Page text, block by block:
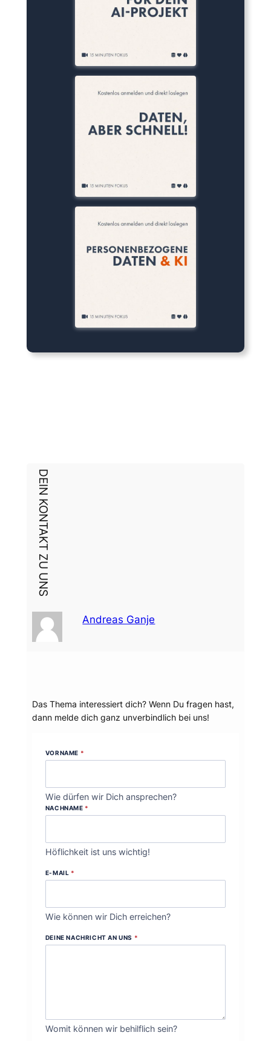
DEIN KONTAKT ZU UNS
Andreas Ganje
Das Thema interessiert dich? Wenn Du fragen hast,
dann melde dich ganz unverbindlich bei uns!
VORNAME *
Wie dürfen wir Dich ansprechen?
NACHNAME *
Höflichkeit ist uns wichtig!
E-MAIL *
Wie können wir Dich erreichen?
DEINE NACHRICHT AN UNS *
Womit können wir behilflich sein?